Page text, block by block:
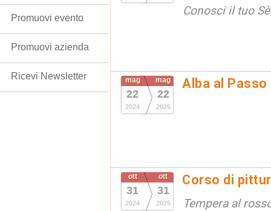
Conosci il tuo
mag
22
2024
mag
22
2025
Alba al Passo
ott
31
2024
ott
31
2025
Corso di
Tempera al
Promuovi evento
Promuovi azienda
Ricevi Newsletter